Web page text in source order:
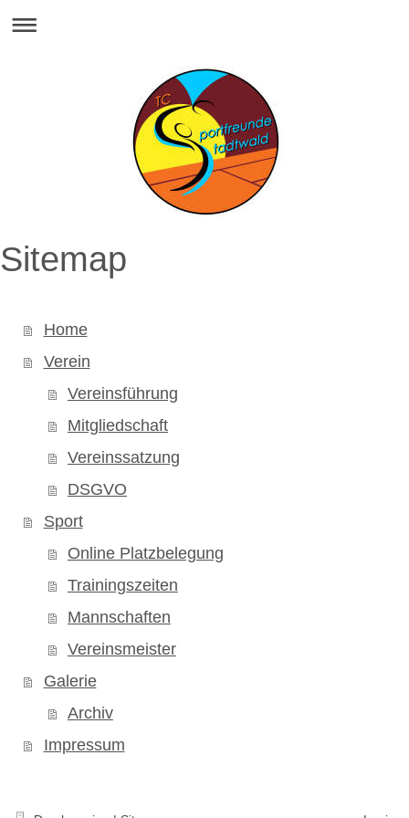
Sitemap
Home
Verein
Vereinsführung
Mitgliedschaft
Vereinssatzung
DSGVO
Sport
Online Platzbelegung
Trainingszeiten
Mannschaften
Vereinsmeister
Galerie
Archiv
Impressum